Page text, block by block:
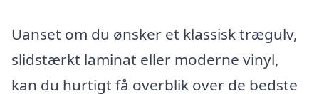
Uanset om du ønsker et klassisk trægulv,
slidstærkt laminat eller moderne vinyl,
kan du hurtigt få overblik over de bedste